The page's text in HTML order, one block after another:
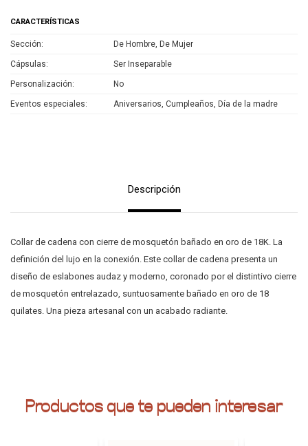
CARACTERÍSTICAS
Sección De Hombre, De Mujer
Cápsulas Ser Inseparable
Personalización No
Eventos especiales Aniversarios, Cumpleaños, Día de la madre
Descripción
Collar de cadena con cierre de mosquetón bañado en oro de 18K. La
definición del lujo en la conexión. Este collar de cadena presenta un
diseño de eslabones audaz y moderno, coronado por el distintivo cierre
de mosquetón entrelazado, suntuosamente bañado en oro de 18
quilates. Una pieza artesanal con un acabado radiante.
Productos que te pueden interesar